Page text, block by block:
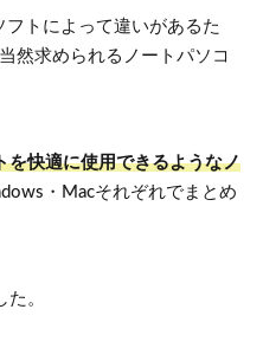
トによって違いがあるた
然求められるノートパソコ
を快適に使用できるようなノ
・Macそれぞれでまとめ
。